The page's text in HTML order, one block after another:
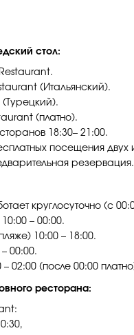
стол:
(Итальянский).
(платно).
18:30– 21:00.
посещения
резервация.
круглосуточно (с
– 00:00.
10:00 – 18:00.
00:00.
02:00 (после 00:00
ресторана: